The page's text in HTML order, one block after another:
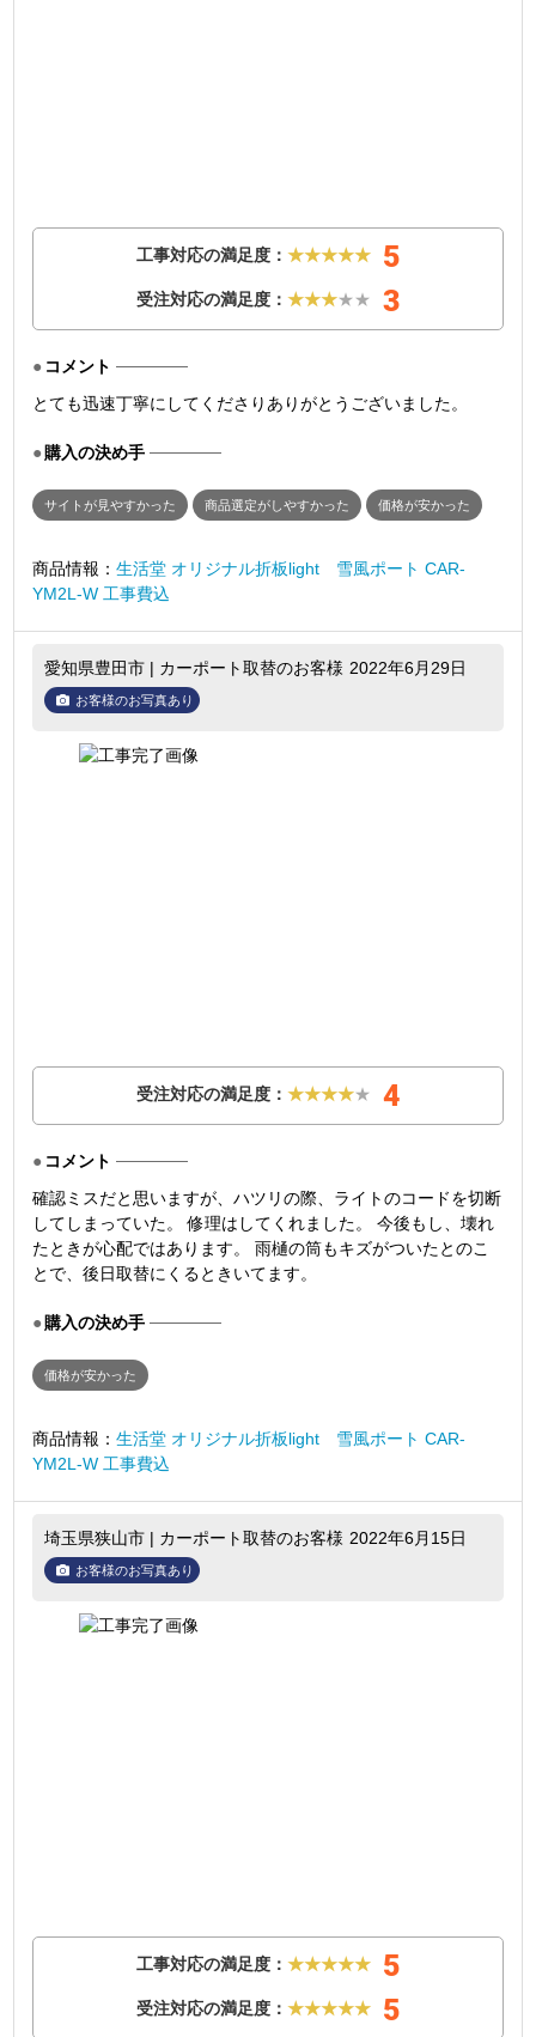
工事対応の満足度： ★★★★★ 5
受注対応の満足度： ★★★★★ 3
コメント
とても迅速丁寧にしてくださりありがとうございました。
購入の決め手
サイトが見やすかった 商品選定がしやすかった 価格が安かった
商品情報： 生活堂 オリジナル折板light 雪風ポート CAR-
YM2L-W 工事費込
愛知県豊田市 | カーポート取替のお客様 2022年6月29日
お客様のお写真あり
受注対応の満足度： ★★★★★ 4
コメント
確認ミスだと思いますが、ハツリの際、ライトのコードを切断
してしまっていた。 修理はしてくれました。 今後もし、壊れ
たときが心配ではあります。 雨樋の筒もキズがついたとのこ
とで、後日取替にくるときいてます。
購入の決め手
価格が安かった
商品情報： 生活堂 オリジナル折板light 雪風ポート CAR-
YM2L-W 工事費込
埼玉県狭山市 | カーポート取替のお客様 2022年6月15日
お客様のお写真あり
工事対応の満足度： ★★★★★ 5
受注対応の満足度： ★★★★★ 5